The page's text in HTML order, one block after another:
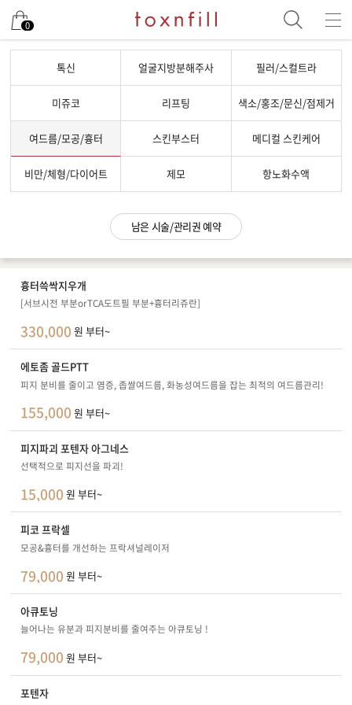
0
톡신 얼굴지방분해주사 필러/스컬트라
미쥬코 리프팅 색소/홍조/문신/점제거
여드름/모공/흉터 스킨부스터 메디컬 스킨케어
비만/체형/다이어트 제모 항노화수액
남은 시술/관리권 예약
흉터쓱싹지우개
[서브시전 부분orTCA도트필 부분+흉터리쥬란]
330,000 원 부터~
에토좀 골드PTT
피지 분비를 줄이고 염증, 좁쌀여드름, 화농성여드름을 잡는 최적의 여드름관리!
155,000 원 부터~
피지파괴 포텐자 아그네스
선택적으로 피지선을 파괴!
15,000 원 부터~
피코 프락셀
모공&흉터를 개선하는 프락셔널레이저
79,000 원 부터~
아큐토닝
늘어나는 유분과 피지분비를 줄여주는 아큐토닝 !
79,000 원 부터~
포텐자
남은 시술/관리권 예약
남은 시술/관리권 종류 선택
색소
제모
여드름/모공
스킨부스터
기타